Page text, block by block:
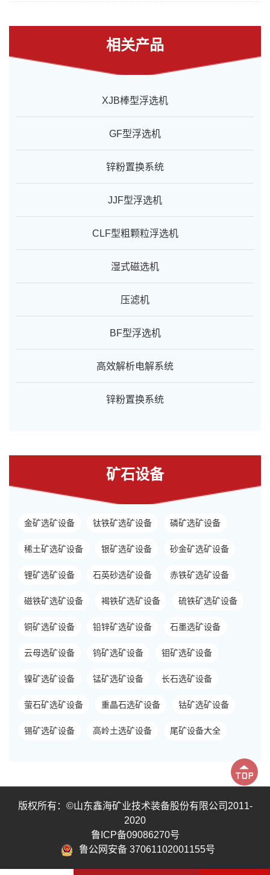
相关产品
XJB棒型浮选机
GF型浮选机
锌粉置换系统
JJF型浮选机
CLF型粗颗粒浮选机
湿式磁选机
压滤机
BF型浮选机
高效解析电解系统
锌粉置换系统
矿石设备
金矿选矿设备 钛铁矿选矿设备 磷矿选矿设备
稀土矿选矿设备 银矿选矿设备 砂金矿选矿设备
锂矿选矿设备 石英砂选矿设备 赤铁矿选矿设备
磁铁矿选矿设备 褐铁矿选矿设备 硫铁矿选矿设备
铜矿选矿设备 铅锌矿选矿设备 石墨选矿设备
云母选矿设备 钨矿选矿设备 钼矿选矿设备
镍矿选矿设备 锰矿选矿设备 长石选矿设备
萤石矿选矿设备 重晶石选矿设备 钴矿选矿设备
锡矿选矿设备 高岭土选矿设备 尾矿设备大全
版权所有：©山东鑫海矿业技术装备股份有限公司2011-
2020
鲁ICP备09086270号
鲁公网安备 37061102001155号